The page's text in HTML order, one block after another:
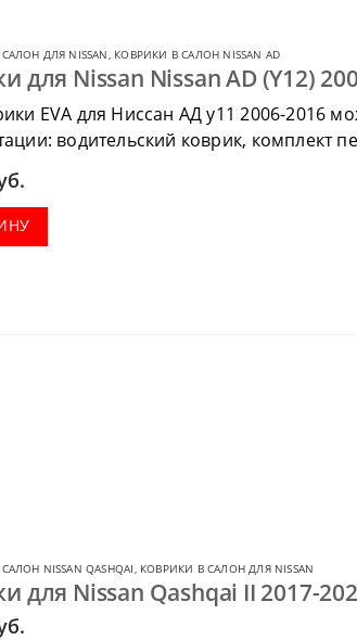
ДЛЯ NISSAN, КОВРИКИ В САЛОН NISSAN AD
для Nissan Nissan AD (Y12)
EVA для Ниссан АД у11 2006-2016
водительский коврик, комплект
NISSAN QASHQAI, КОВРИКИ В САЛОН ДЛЯ NISSAN
для Nissan Qashqai II 2017-